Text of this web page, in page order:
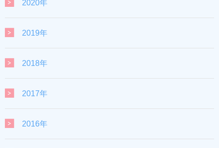
2020年
2019年
2018年
2017年
2016年